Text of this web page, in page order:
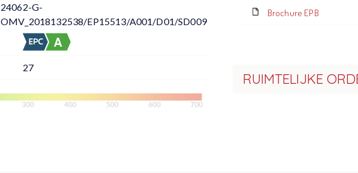
24062-G-
OMV_2018132538/EP15513/A001/D01/SD009
27
Brochure EPB
RUIMTELIJKE